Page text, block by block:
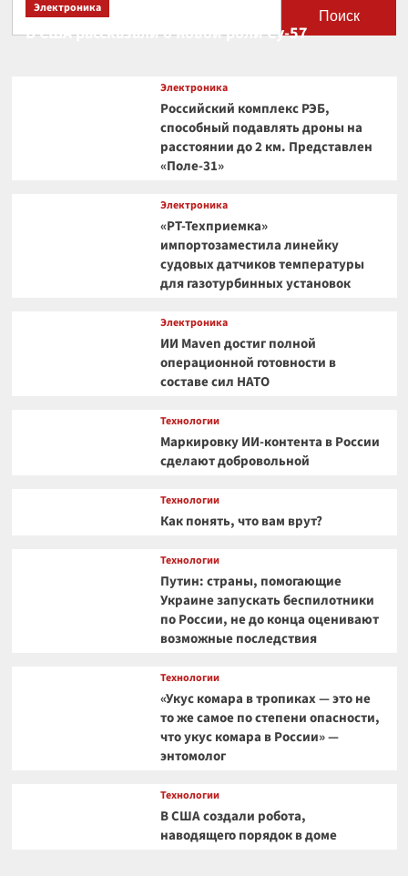
Поиск
Электроника
В США рассказали о новой роли Су-57
Электроника
Российский комплекс РЭБ,
способный подавлять дроны на
расстоянии до 2 км. Представлен
«Поле-31»
Электроника
«РТ-Техприемка»
импортозаместила линейку
судовых датчиков температуры
для газотурбинных установок
Электроника
ИИ Maven достиг полной
операционной готовности в
составе сил НАТО
Технологии
Маркировку ИИ-контента в России
сделают добровольной
Технологии
Как понять, что вам врут?
Технологии
Путин: страны, помогающие
Украине запускать беспилотники
по России, не до конца оценивают
возможные последствия
Технологии
«Укус комара в тропиках — это не
то же самое по степени опасности,
что укус комара в России» —
энтомолог
Технологии
В США создали робота,
наводящего порядок в доме